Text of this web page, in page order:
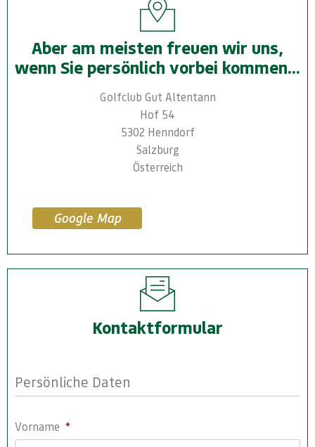
Aber am meisten freuen wir uns,
wenn Sie persönlich vorbei kommen...
Golfclub Gut Altentann
Hof 54
5302 Henndorf
Salzburg
Österreich
Google Map
Kontaktformular
Persönliche Daten
Vorname *